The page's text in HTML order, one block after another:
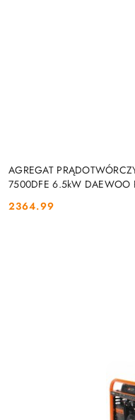
AGREGAT
7500DFE 6.5kW DAEWOO
Cena:
2364.99